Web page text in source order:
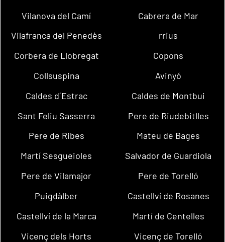
Vilanova del Camí
Cabrera de Mar
Vilafranca del Penedès
rrius
Corbera de Llobregat
Copons
Collsuspina
Avinyó
Caldes d´Estrac
Caldes de Montbui
Sant Feliu Sasserra
Pere de Riudebitlles
Pere de Ribes
Mateu de Bages
Martí Sesgueioles
Salvador de Guardiola
Pere de Vilamajor
Pere de Torelló
Puigdàlber
Castellví de Rosanes
Castellví de la Marca
Martí de Centelles
Vicenç dels Horts
Vicenç de Torelló